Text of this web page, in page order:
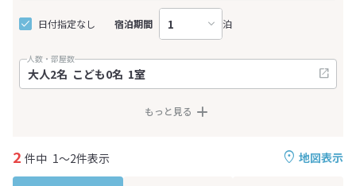
日付指定なし 宿泊期間 泊
人数・部屋数
もっと見る
地図表示
2 件中 1～2件表示